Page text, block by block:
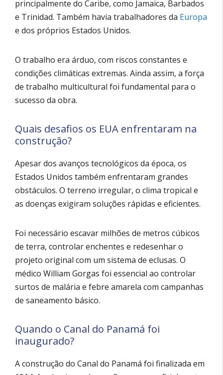
principalmente do Caribe, como Jamaica, Barbados
e Trinidad. Também havia trabalhadores da Europa
e dos próprios Estados Unidos.
O trabalho era árduo, com riscos constantes e
condições climáticas extremas. Ainda assim, a força
de trabalho multicultural foi fundamental para o
sucesso da obra.
Quais desafios os EUA enfrentaram na
construção?
Apesar dos avanços tecnológicos da época, os
Estados Unidos também enfrentaram grandes
obstáculos. O terreno irregular, o clima tropical e
as doenças exigiram soluções rápidas e eficientes.
Foi necessário escavar milhões de metros cúbicos
de terra, controlar enchentes e redesenhar o
projeto original com um sistema de eclusas. O
médico William Gorgas foi essencial ao controlar
surtos de malária e febre amarela com campanhas
de saneamento básico.
Quando o Canal do Panamá foi
inaugurado?
A construção do Canal do Panamá foi finalizada em